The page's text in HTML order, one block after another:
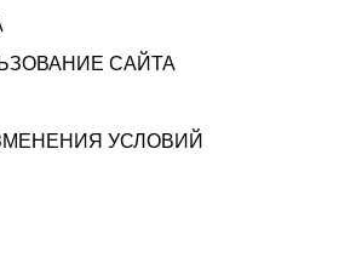
САЙТА
УСЛОВИЙ